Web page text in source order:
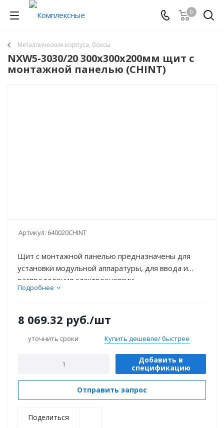
0
Металлические корпуса, боксы
NXW5-3030/20 300х300х200мм щит с
монтажной панелью (CHINT)
Артикул: 640020CHINT
Щит с монтажной панелью предназначены для
установки модульной аппаратуры, для ввода и
распределения электроэнергии.
Подробнее
8 069.32 руб./шт
уточнить сроки Купить дешевле/ быстрее
Добавить в
спецификацию
Отправить запрос
Поделиться